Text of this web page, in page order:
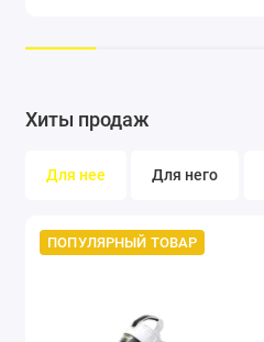
Хиты продаж
Для нее Для него
ПОПУЛЯРНЫЙ ТОВАР